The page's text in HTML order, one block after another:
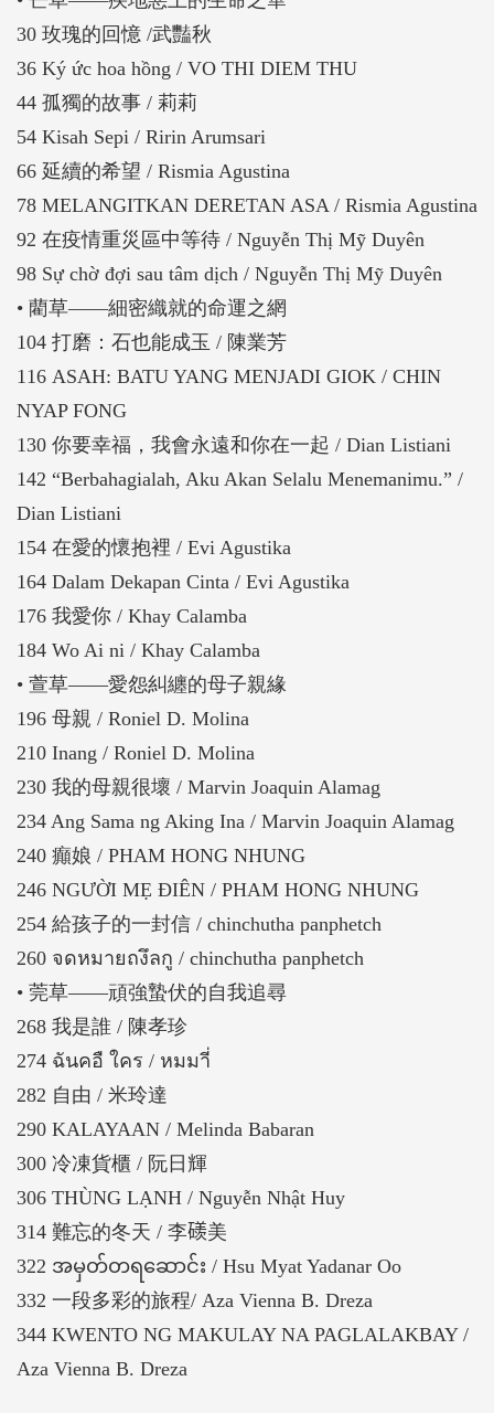
30 玫瑰的回憶 /武豔秋
36 Ký ức hoa hồng / VO THI DIEM THU
44 孤獨的故事 / 莉莉
54 Kisah Sepi / Ririn Arumsari
66 延續的希望 / Rismia Agustina
78 MELANGITKAN DERETAN ASA / Rismia Agustina
92 在疫情重災區中等待 / Nguyễn Thị Mỹ Duyên
98 Sự chờ đợi sau tâm dịch / Nguyễn Thị Mỹ Duyên
• 藺草——細密織就的命運之網
104 打磨：石也能成玉 / 陳業芳
116 ASAH: BATU YANG MENJADI GIOK / CHIN
NYAP FONG
130 你要幸福，我會永遠和你在一起 / Dian Listiani
142 “Berbahagialah, Aku Akan Selalu Menemanimu.” /
Dian Listiani
154 在愛的懷抱裡 / Evi Agustika
164 Dalam Dekapan Cinta / Evi Agustika
176 我愛你 / Khay Calamba
184 Wo Ai ni / Khay Calamba
• 萱草——愛怨糾纏的母子親緣
196 母親 / Roniel D. Molina
210 Inang / Roniel D. Molina
230 我的母親很壞 / Marvin Joaquin Alamag
234 Ang Sama ng Aking Ina / Marvin Joaquin Alamag
240 癲娘 / PHAM HONG NHUNG
246 NGƯỜI MẸ ĐIÊN / PHAM HONG NHUNG
254 給孩子的一封信 / chinchutha panphetch
260 จดหมายถงึลกู / chinchutha panphetch
• 莞草——頑強蟄伏的自我追尋
268 我是誰 / 陳孝珍
274 ฉันคอื ใคร / หมมาี่
282 自由 / 米玲達
290 KALAYAAN / Melinda Babaran
300 冷凍貨櫃 / 阮日輝
306 THÙNG LẠNH / Nguyễn Nhật Huy
314 難忘的冬天 / 李𥖄美
322 အမှတ်တရဆောင်း / Hsu Myat Yadanar Oo
332 一段多彩的旅程/ Aza Vienna B. Dreza
344 KWENTO NG MAKULAY NA PAGLALAKBAY /
Aza Vienna B. Dreza